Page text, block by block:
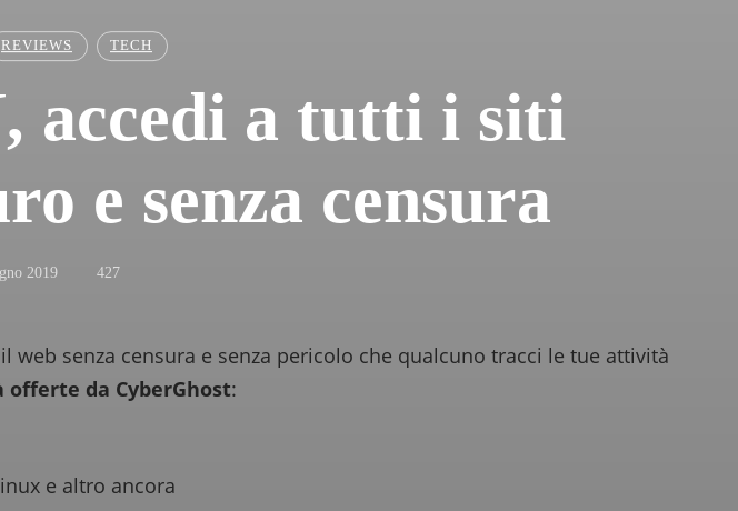
REVIEWS TECH
accedi a tutti i siti
e senza censura
2019 427
senza censura e senza pericolo che qualcuno tracci le tue attività
da CyberGhost:
e altro ancora